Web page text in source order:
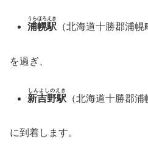
浦幌駅
うらほろえき
（北海道十勝郡浦幌
を過ぎ、
新吉野駅
しんよしのえき
（北海道十勝郡浦
に到着します。